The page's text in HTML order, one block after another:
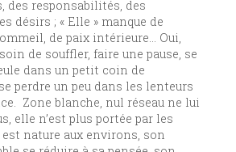
des responsabilités, des
désirs ; « Elle » manque de
de paix intérieure… Oui,
de souffler, faire une pause, se
dans un petit coin de
perdre un peu dans les lenteurs
Zone blanche, nul réseau ne lui
elle n’est plus portée par les
nature aux environs, son